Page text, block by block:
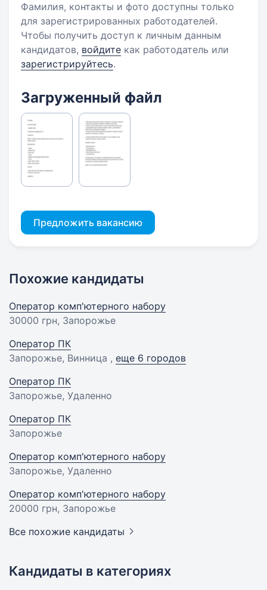
Фамилия, контакты и фото доступны только
для зарегистрированных работодателей.
Чтобы получить доступ к личным данным
кандидатов, войдите как работодатель или
зарегистрируйтесь.
Загруженный файл
Предложить вакансию
Похожие кандидаты
Оператор комп'ютерного набору
30000 грн, Запорожье
Оператор ПК
Запорожье, Винница , еще 6 городов
Оператор ПК
Запорожье, Удаленно
Оператор ПК
Запорожье
Оператор комп'ютерного набору
Запорожье, Удаленно
Оператор комп'ютерного набору
20000 грн, Запорожье
Все похожие кандидаты
Кандидаты в категориях